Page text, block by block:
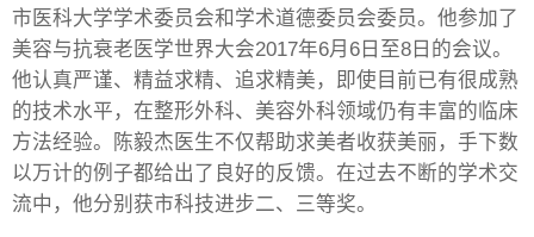
市医科大学学术委员会和学术道德委员会委员。他参加了
美容与抗衰老医学世界大会2017年6月6日至8日的会议。
他认真严谨、精益求精、追求精美，即使目前已有很成熟
的技术水平，在整形外科、美容外科领域仍有丰富的临床
方法经验。陈毅杰医生不仅帮助求美者收获美丽，手下数
以万计的例子都给出了良好的反馈。在过去不断的学术交
流中，他分别获市科技进步二、三等奖。